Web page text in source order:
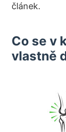
článek.
Co se v
vlastně